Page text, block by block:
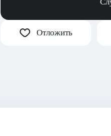
Отложить